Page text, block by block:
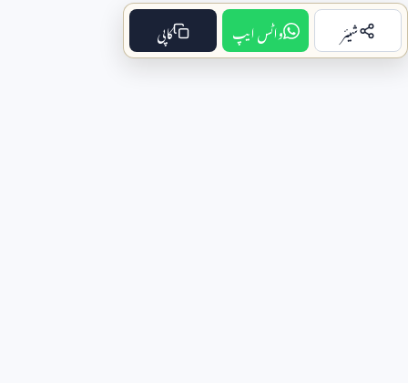
شیئر واٹس ایپ کاپی